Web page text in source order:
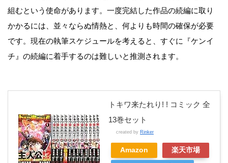
組むという使命があります。一度完結した作品の続編に取り
かかるには、並々ならぬ情熱と、何よりも時間の確保が必要
です。現在の執筆スケジュールを考えると、すぐに『ケンイ
チ』の続編に着手するのは難しいと推測されます。
トキワ来たれり! ! コミック 全
13巻セット
created by Rinker
Amazon 楽天市場